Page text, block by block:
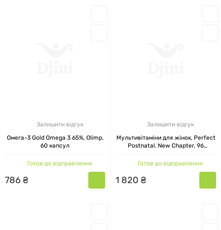
Залишити відгук
Омега-3 Gold Omega 3 65%, Olimp,
60 капсул
Готов до відправлення
786₴
Залишити відгук
Мультивітаміни для жінок, Perfect
Postnatal, New Chapter, 96
Готов до відправлення
1 820 ₴